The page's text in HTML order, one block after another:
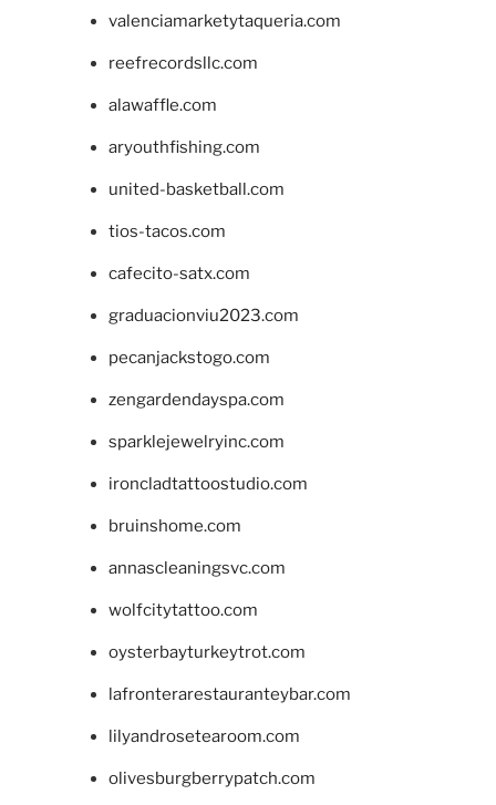
valenciamarketytaqueria.com
reefrecordsllc.com
alawaffle.com
aryouthfishing.com
united-basketball.com
tios-tacos.com
cafecito-satx.com
graduacionviu2023.com
pecanjackstogo.com
zengardendayspa.com
sparklejewelryinc.com
ironcladtattoostudio.com
bruinshome.com
annascleaningsvc.com
wolfcitytattoo.com
oysterbayturkeytrot.com
lafronterarestauranteybar.com
lilyandrosetearoom.com
olivesburgberrypatch.com